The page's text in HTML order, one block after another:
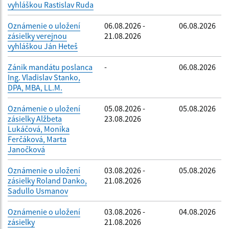
vyhláškou Rastislav Ruda
Oznámenie o uložení
zásielky verejnou
vyhláškou Ján Heteš
06.08.2026 -
21.08.2026
06.08.2026
Zánik mandátu poslanca
Ing. Vladislav Stanko,
DPA, MBA, LL.M.
- 06.08.2026
Oznámenie o uložení
zásielky Alžbeta
Lukáčová, Monika
Ferčáková, Marta
Janočková
05.08.2026 -
23.08.2026
05.08.2026
Oznámenie o uložení
zásielky Roland Danko,
Sadullo Usmanov
03.08.2026 -
21.08.2026
05.08.2026
Oznámenie o uložení
zásielky
03.08.2026 -
21.08.2026
04.08.2026